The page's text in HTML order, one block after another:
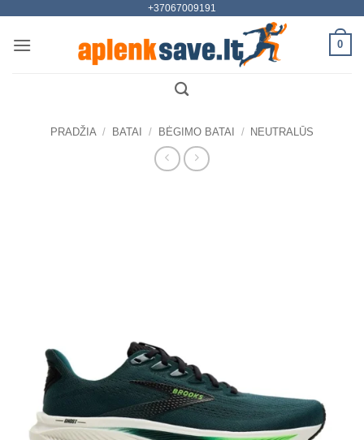
content
+37067009191
0
PRADŽIA / BATAI / BĖGIMO BATAI / NEUTRALŪS